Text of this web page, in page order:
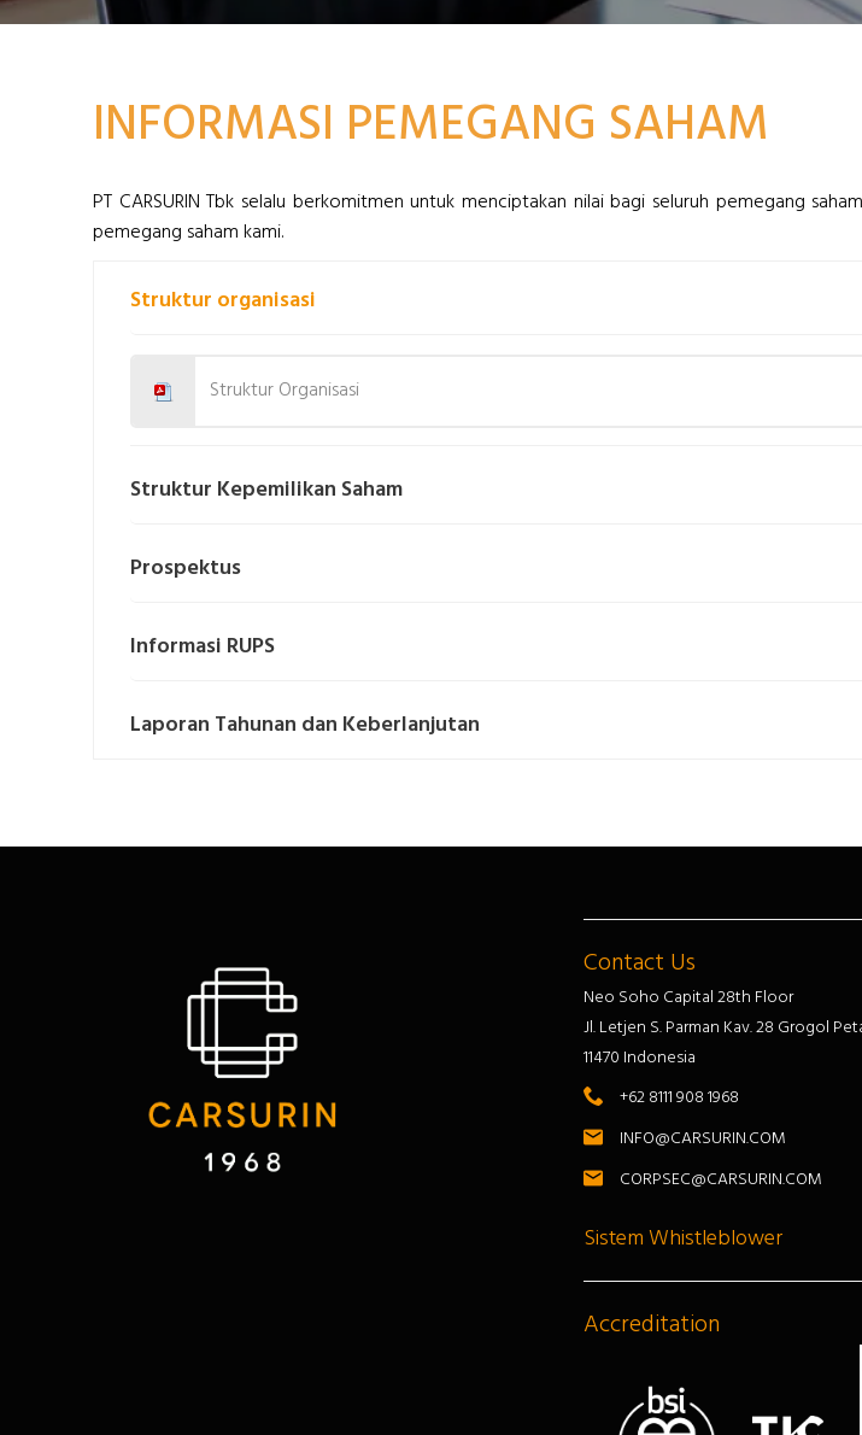
INFORMASI PEMEGANG SAHAM
PT CARSURIN Tbk selalu berkomitmen untuk menciptakan nilai bagi seluruh pemegang
pemegang saham kami.
Struktur organisasi
Struktur Organisasi
Struktur Kepemilikan Saham
Prospektus
Informasi RUPS
Laporan Tahunan dan Keberlanjutan
Contact Us
Neo Soho Capital 28th Floor
Jl. Letjen S. Parman Kav. 28 Grogol
11470 Indonesia
+62 8111 908 1968
INFO@CARSURIN.COM
CORPSEC@CARSURIN.COM
Sistem Whistleblower
Accreditation